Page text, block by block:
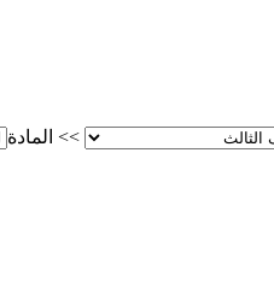
>> المادة